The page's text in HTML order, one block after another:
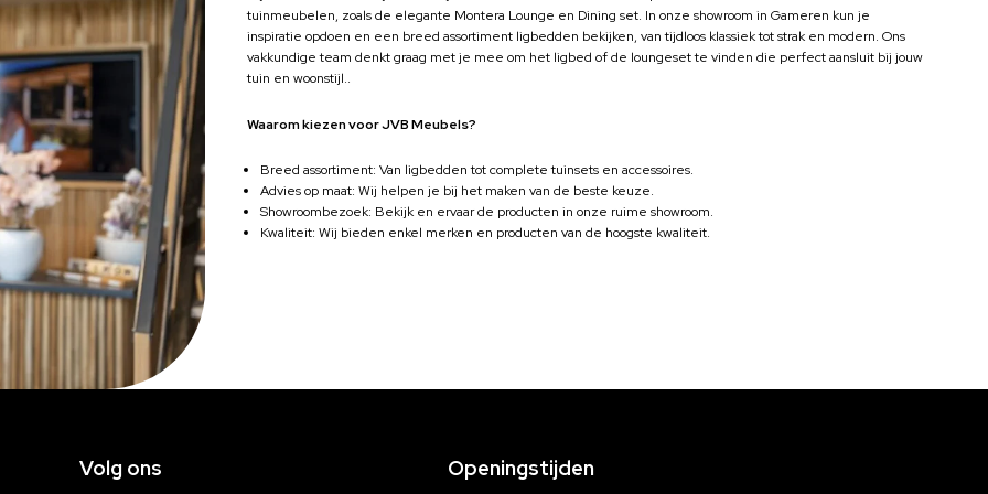
tuinmeubelen, zoals de elegante Montera Lounge en Dining set. In onze showroom in Gameren kun je
inspiratie opdoen en een breed assortiment ligbedden bekijken, van tijdloos klassiek tot strak en modern. Ons
vakkundige team denkt graag met je mee om het ligbed of de loungeset te vinden die perfect aansluit bij jouw
tuin en woonstijl..
Waarom kiezen voor JVB Meubels?
Breed assortiment: Van ligbedden tot complete tuinsets en accessoires.
Advies op maat: Wij helpen je bij het maken van de beste keuze.
Showroombezoek: Bekijk en ervaar de producten in onze ruime showroom.
Kwaliteit: Wij bieden enkel merken en producten van de hoogste kwaliteit.
Volg ons Openingstijden